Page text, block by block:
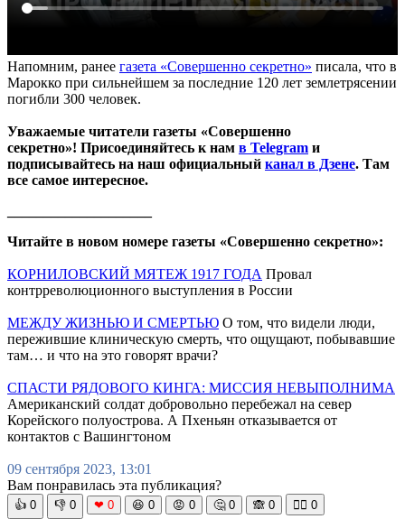
Напомним, ранее газета «Совершенно секретно» писала, что в
Марокко при сильнейшем за последние 120 лет землетрясении
погибли 300 человек.
Уважаемые читатели газеты «Совершенно
секретно»! Присоединяйтесь к нам в Telegram и
подписывайтесь на наш официальный канал в Дзене. Там
все самое интересное.
Читайте в новом номере газеты «Совершенно секретно»:
КОРНИЛОВСКИЙ МЯТЕЖ 1917 ГОДА Провал
контрреволюционного выступления в России
МЕЖДУ ЖИЗНЬЮ И СМЕРТЬЮ О том, что видели люди,
пережившие клиническую смерть, что ощущают, побывавшие
там… и что на это говорят врачи?
СПАСТИ РЯДОВОГО КИНГА: МИССИЯ НЕВЫПОЛНИМА
Американский солдат добровольно перебежал на север
Корейского полуострова. А Пхеньян отказывается от
контактов с Вашингтоном
09 сентября 2023, 13:01
Вам понравилась эта публикация?
👍 0 👎 0 ❤ 0 😆 0 😡 0 🤔 0 🙈 0 🧘‍♀️ 0